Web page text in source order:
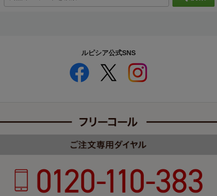
ルピシア公式SNS